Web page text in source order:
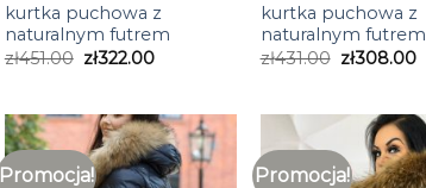
kurtka puchowa z
naturalnym futrem
zł451.00 zł322.00
kurtka puchowa z
naturalnym futrem
zł431.00 zł308.00
Promocja! Promocja!